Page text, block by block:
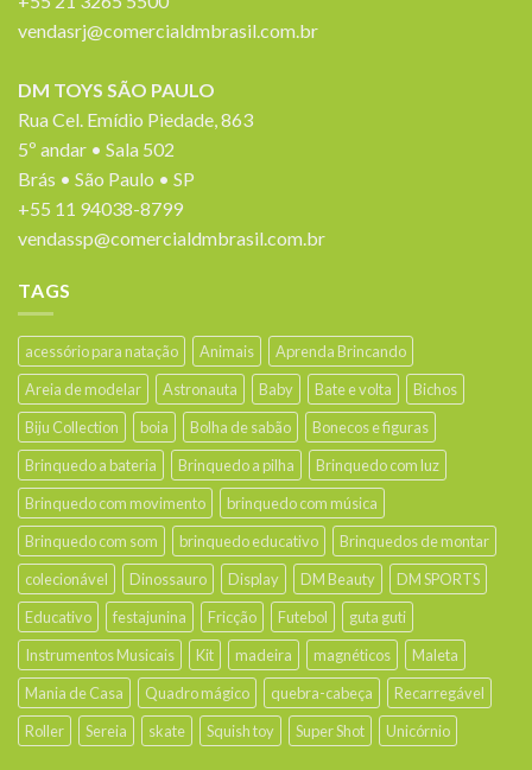
vendasrj@comercialdmbrasil.com.br
DM TOYS SÃO PAULO
Rua Cel. Emídio Piedade, 863
5º andar • Sala 502
Brás • São Paulo • SP
+55 11 94038-8799
vendassp@comercialdmbrasil.com.br
TAGS
acessório para natação Animais
Aprenda Brincando
Areia de modelar
Astronauta Baby Bate e volta
Bichos
Biju Collection
boia Bolha de sabão
Bonecos e figuras
Brinquedo a bateria
Brinquedo a pilha
Brinquedo com luz
Brinquedo com movimento
brinquedo com música
Brinquedo com som
brinquedo educativo
Brinquedos de montar
colecionável
Dinossauro Display DM Beauty
DM SPORTS
Educativo
festajunina Fricção Futebol
guta guti
Instrumentos Musicais
Kit madeira magnéticos
Maleta
Mania de Casa
Quadro mágico quebra-cabeça
Recarregável
Roller
Sereia skate Squish toy Super Shot Unicórnio